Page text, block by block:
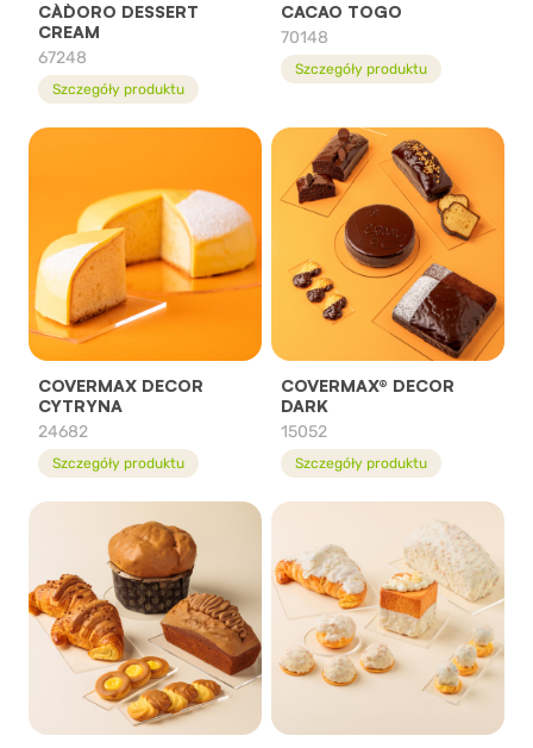
CA`D`ORO DESSERT
CREAM
67248
Szczegóły produktu
CACAO TOGO
70148
Szczegóły produktu
COVERMAX DECOR
CYTRYNA
24682
Szczegóły produktu
COVERMAX® DECOR
DARK
15052
Szczegóły produktu